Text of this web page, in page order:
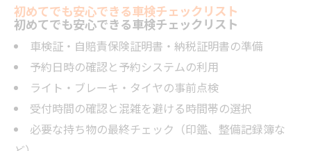
初めてでも安心できる車検チェックリスト
初めてでも安心できる車検チェックリスト
車検証・自賠責保険証明書・納税証明書の準備
予約日時の確認と予約システムの利用
ライト・ブレーキ・タイヤの事前点検
受付時間の確認と混雑を避ける時間帯の選択
必要な持ち物の最終チェック（印鑑、整備記録簿な